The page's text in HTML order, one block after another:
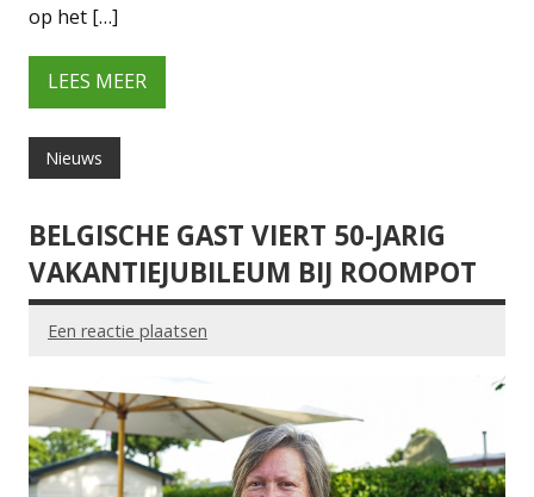
op het […]
LEES MEER
Nieuws
BELGISCHE GAST VIERT 50-JARIG
VAKANTIEJUBILEUM BIJ ROOMPOT
Een reactie plaatsen